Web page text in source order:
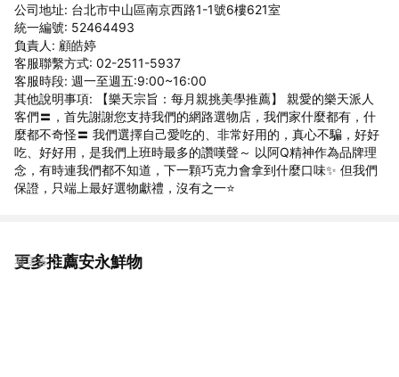
公司地址: 台北市中山區南京西路1-1號6樓621室
統一編號: 52464493
負責人: 顧皓婷
客服聯繫方式: 02-2511-5937
客服時段: 週一至週五:9:00~16:00
其他說明事項: 【樂天宗旨：每月親挑美學推薦】 親愛的樂天派人
客們〓，首先謝謝您支持我們的網路選物店，我們家什麼都有，什
麼都不奇怪〓 我們選擇自己愛吃的、非常好用的，真心不騙，好好
吃、好好用，是我們上班時最多的讚嘆聲～ 以阿Q精神作為品牌理
念，有時連我們都不知道，下一顆巧克力會拿到什麼口味✨ 但我們
保證，只端上最好選物獻禮，沒有之一⭐
更多推薦安永鮮物
看更多